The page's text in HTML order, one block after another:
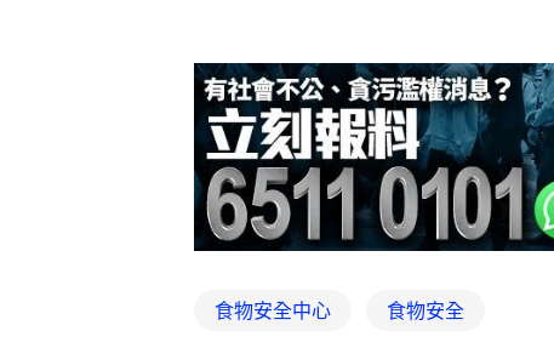
食物安全中心 食物安全